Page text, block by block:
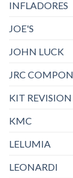
INFLADORES
JOE'S
JOHN LUCK
JRC
KIT
KMC
LELUMIA
LEONARDI